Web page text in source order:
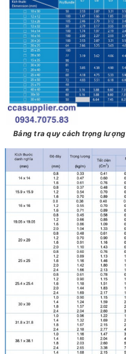
Bảng tra quy cách trọng